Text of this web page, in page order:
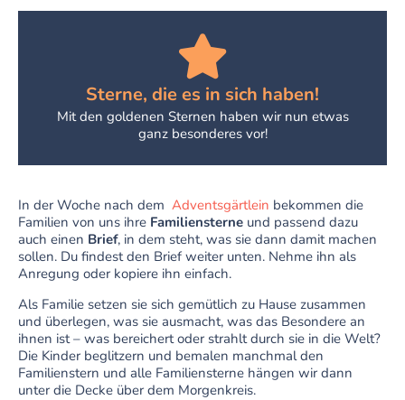
Sterne, die es in sich haben!
Mit den goldenen Sternen haben wir nun etwas
ganz besonderes vor!
In der Woche nach dem Adventsgärtlein bekommen die
Familien von uns ihre Familiensterne und passend dazu
auch einen Brief, in dem steht, was sie dann damit machen
sollen. Du findest den Brief weiter unten. Nehme ihn als
Anregung oder kopiere ihn einfach.
Als Familie setzen sie sich gemütlich zu Hause zusammen
und überlegen, was sie ausmacht, was das Besondere an
ihnen ist – was bereichert oder strahlt durch sie in die Welt?
Die Kinder beglitzern und bemalen manchmal den
Familienstern und alle Familiensterne hängen wir dann
unter die Decke über dem Morgenkreis.